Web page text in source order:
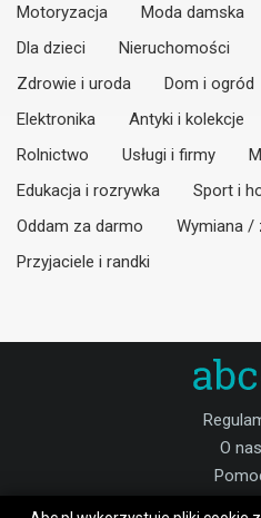
Motoryzacja Moda damska
Dla dzieci
Nieruchomości
Zdrowie i uroda
Dom i ogród
Elektronika
Antyki i kolekcje
Rolnictwo
Usługi i firmy
Edukacja i rozrywka
Sport i
Oddam za darmo
Wymiana /
Przyjaciele i randki
O nas